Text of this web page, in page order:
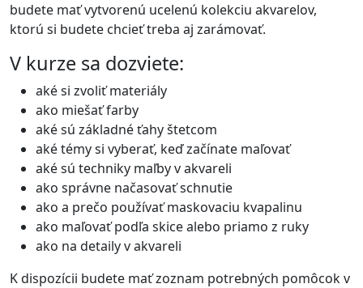
budete mať vytvorenú ucelenú kolekciu akvarelov,
ktorú si budete chcieť treba aj zarámovať.
V kurze sa dozviete:
aké si zvoliť materiály
ako miešať farby
aké sú základné ťahy štetcom
aké témy si vyberať, keď začínate maľovať
aké sú techniky maľby v akvareli
ako správne načasovať schnutie
ako a prečo používať maskovaciu kvapalinu
ako maľovať podľa skice alebo priamo z ruky
ako na detaily v akvareli
K dispozícii budete mať zoznam potrebných pomôcok v